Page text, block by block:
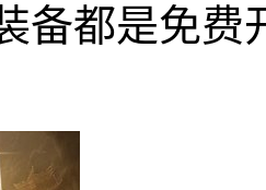
备都是免费